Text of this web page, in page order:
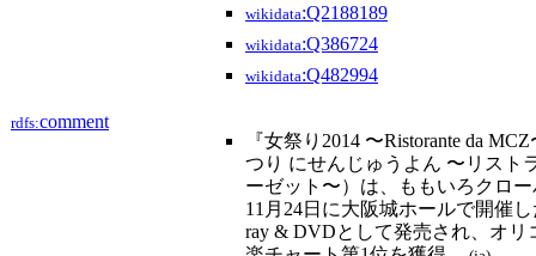
wikidata:Q2188189
wikidata:Q386724
wikidata:Q482994
rdfs:comment
『女祭り2014 〜Ristorante da
つり にせんじゅうよん 〜リスト
ーゼット〜）は、ももいろクロ
11月24日に大阪城ホールで開催
ray & DVDとして発売され、オリ